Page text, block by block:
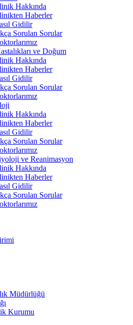
Hakkında
Haberler
Gidilir
Sorulan Sorular
ve Doğum
Hakkında
Haberler
Gidilir
Sorulan Sorular
Hakkında
Haberler
Gidilir
Sorulan Sorular
ve Reanimasyon
Hakkında
Haberler
Gidilir
Sorulan Sorular
Müdürlüğü
Kurumu